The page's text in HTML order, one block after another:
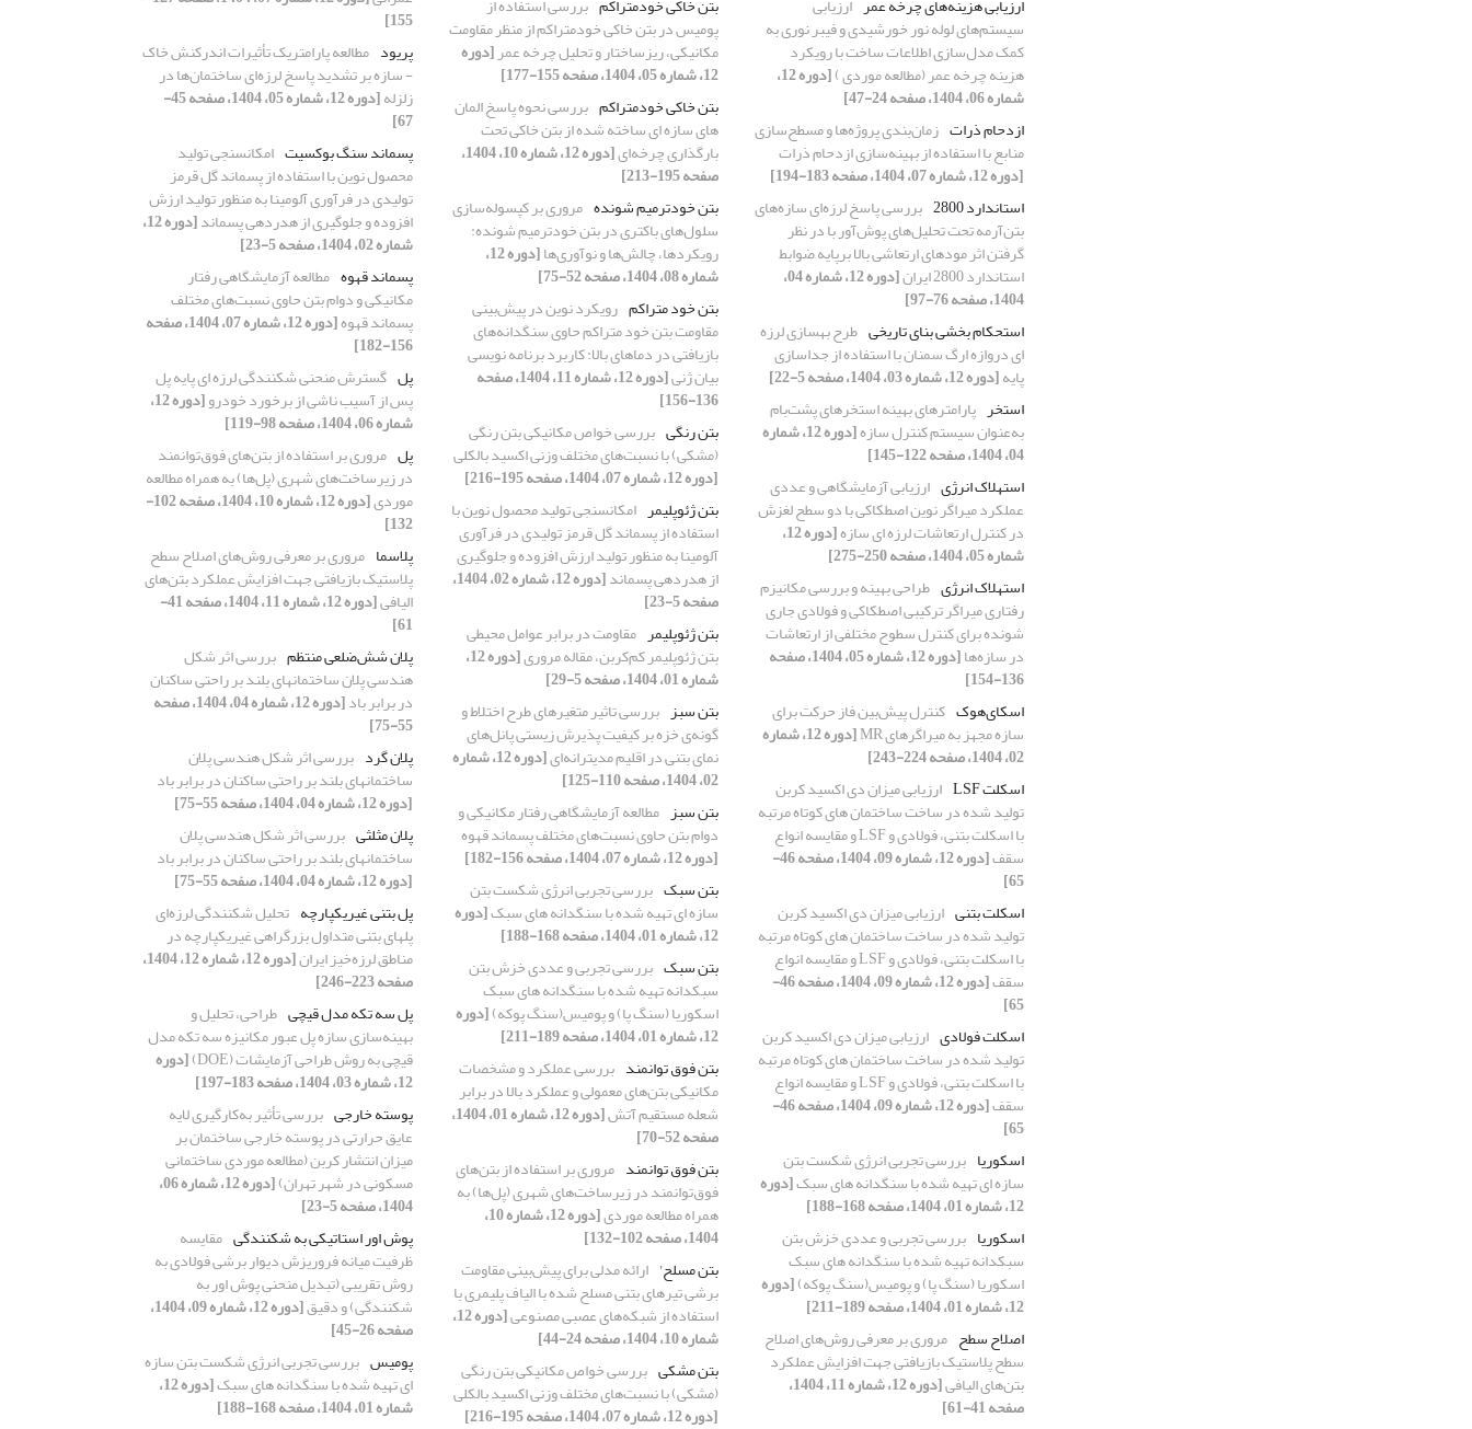
سیستم‌های لوله نور خورشیدی و فیبر نوری به
کمک مدل‌سازی اطلاعات ساخت با رویکرد
هزینه چرخه عمر (مطالعه موردی ) [دوره 12،
شماره 06، 1404، صفحه 24-47]
ازدحام ذرات زمان‌بندی پروژه‌ها و مسطح‌سازی
منابع با استفاده از بهینه‌سازی ازدحام ذرات
[دوره 12، شماره 07، 1404، صفحه 183-194]
استاندارد 2800
بررسی پاسخ لرزه‌ای سازه‌های
بتن‌آرمه تحت تحلیل‌های پوش‌آور با در نظر
گرفتن اثر مودهای ارتعاشی بالا برپایه ضوابط
استاندارد 2800 ایران [دوره 12، شماره 04،
1404، صفحه 76-97]
استحکام بخشی بنای تاریخی طرح بهسازی لرزه
ای دروازه ارگ سمنان با استفاده از جداسازی
پایه[دوره 12، شماره 03، 1404، صفحه 5-22]
استخر پارامترهای بهینه استخرهای پشت‌بام
به‌عنوان سیستم کنترل سازه [دوره 12، شماره
04، 1404، صفحه 122-145]
استهلاک انرژی ارزیابی آزمایشگاهی و عددی
عملکرد میراگر نوین اصطکاکی با دو سطح لغزش
در کنترل ارتعاشات لرزه ای سازه [دوره 12،
شماره 05، 1404، صفحه 250-275]
استهلاک انرژی طراحی بهینه و بررسی مکانیزم
رفتاری میراگر ترکیبی اصطکاکی و فولادی جاری
شونده برای کنترل سطوح مختلفی از ارتعاشات
در سازه‌ها [دوره 12، شماره 05، 1404، صفحه
136-154]
اسکای‌هوک کنترل پیش‌بین فاز حرکت برای
سازه مجهز به میراگرهای MR [دوره 12، شماره
02، 1404، صفحه 224-243]
اسکلت LSF
ارزیابی میزان دی اکسید کربن
تولید شده در ساخت ساختمان های کوتاه مرتبه
با اسکلت بتنی، فولادی و LSF و مقایسه انواع
سقف [دوره 12، شماره 09، 1404، صفحه 46-
65]
اسکلت بتنی ارزیابی میزان دی اکسید کربن
تولید شده در ساخت ساختمان های کوتاه مرتبه
با اسکلت بتنی، فولادی و LSF و مقایسه انواع
سقف [دوره 12، شماره 09، 1404، صفحه 46-
65]
اسکلت فولادی ارزیابی میزان دی اکسید کربن
تولید شده در ساخت ساختمان های کوتاه مرتبه
با اسکلت بتنی، فولادی و LSF و مقایسه انواع
سقف [دوره 12، شماره 09، 1404، صفحه 46-
65]
اسکوریا بررسی تجربی انرژی شکست بتن
سازه ای تهیه شده با سنگدانه های سبک[دوره
12، شماره 01، 1404، صفحه 168-188]
اسکوریا بررسی تجربی و عددی خزش بتن
سبکدانه تهیه شده با سنگدانه های سبک
اسکوریا (سنگ پا) و پومیس(سنگ پوکه)[دوره
12، شماره 01، 1404، صفحه 189-211]
اصلاح سطح مروری بر معرفی روش‌های اصلاح
سطح پلاستیک‌ بازیافتی جهت افزایش عملکرد
بتن‌های الیافی [دوره 12، شماره 11، 1404،
صفحه 41-61]
پومیس در بتن خاکی خود‌متراکم از منظر مقاومت
مکانیکی، ریزساختار و تحلیل چرخه عمر[دوره
12، شماره 05، 1404، صفحه 155-177]
بتن خاکی خود‌متراکم بررسی نحوه پاسخ المان
های سازه ای ساخته شده از بتن خاکی تحت
بارگذاری چرخه‌ای [دوره 12، شماره 10، 1404،
صفحه 195-213]
بتن خودترمیم شونده مروری بر کپسوله‌سازی
سلول‌های باکتری در بتن خودترمیم شونده:
رویکردها، چالش‌ها و نوآوری‌ها [دوره 12،
شماره 08، 1404، صفحه 52-75]
بتن خود متراکم رویکرد نوین در پیش‌بینی
مقاومت بتن خود متراکم حاوی سنگدانه‌های
بازیافتی در دماهای بالا: کاربرد برنامه نویسی
بیان ژنی [دوره 12، شماره 11، 1404، صفحه
136-156]
بتن رنگی بررسی خواص مکانیکی بتن رنگی
(مشکی) با نسبت‌های مختلف وزنی اکسید بالکلی
[دوره 12، شماره 07، 1404، صفحه 195-216]
بتن ژئوپلیمر امکانسنجی تولید محصول نوین با
استفاده از پسماند گل قرمز تولیدی در فرآوری
آلومینا به منظور تولید ارزش افزوده و جلوگیری
از هدردهی پسماند [دوره 12، شماره 02، 1404،
صفحه 5-23]
بتن ژئوپلیمر مقاومت در برابر عوامل محیطی
بتن ژئوپلیمر کم‌کربن، مقاله مروری [دوره 12،
شماره 01، 1404، صفحه 5-29]
بتن سبز بررسی تاثیر متغیرهای طرح اختلاط و
گونه‌ی خزه بر کیفیت پذیرش ‌زیستی پانل‌های
نمای بتنی در اقلیم مدیترانه‌ای [دوره 12، شماره
02، 1404، صفحه 110-125]
بتن سبز مطالعه آزمایشگاهی رفتار مکانیکی و
دوام بتن حاوی نسبت‌های مختلف پسماند قهوه
[دوره 12، شماره 07، 1404، صفحه 156-182]
بتن سبک بررسی تجربی انرژی شکست بتن
سازه ای تهیه شده با سنگدانه های سبک[دوره
12، شماره 01، 1404، صفحه 168-188]
بتن سبک بررسی تجربی و عددی خزش بتن
سبکدانه تهیه شده با سنگدانه های سبک
اسکوریا (سنگ پا) و پومیس(سنگ پوکه)[دوره
12، شماره 01، 1404، صفحه 189-211]
بتن فوق توانمند بررسی عملکرد و مشخصات
مکانیکی بتن‌های معمولی و عملکرد بالا در برابر
شعله مستقیم آتش [دوره 12، شماره 01، 1404،
صفحه 52-70]
بتن فوق توانمند مروری بر استفاده از بتن‌های
فوق‌توانمند در زیرساخت‌های شهری (پل‌ها) به
همراه مطالعه موردی [دوره 12، شماره 10،
1404، صفحه 102-132]
بتن مسلح' ارائه مدلی برای پیش‌بینی مقاومت
برشی تیرهای بتنی مسلح شده با الیاف پلیمری با
استفاده از شبکه‌های عصبی مصنوعی [دوره 12،
شماره 10، 1404، صفحه 24-44]
بتن مشکی بررسی خواص مکانیکی بتن رنگی
(مشکی) با نسبت‌های مختلف وزنی اکسید بالکلی
[دوره 12، شماره 07، 1404، صفحه 195-216]
155]
پریود مطالعه پارامتریک تأثیرات اندرکنش خاک
- سازه بر تشدید پاسخ لرزه‌ای ساختمان‌ها در
زلزله [دوره 12، شماره 05، 1404، صفحه 45-
67]
پسماند سنگ بوکسیت امکانسنجی تولید
محصول نوین با استفاده از پسماند گل قرمز
تولیدی در فرآوری آلومینا به منظور تولید ارزش
افزوده و جلوگیری از هدردهی پسماند [دوره 12،
شماره 02، 1404، صفحه 5-23]
پسماند قهوه مطالعه آزمایشگاهی رفتار
مکانیکی و دوام بتن حاوی نسبت‌های مختلف
پسماند قهوه [دوره 12، شماره 07، 1404، صفحه
156-182]
پل گسترش منحنی شکنندگی لرزه ای پایه‌ پل
پس از آسیب ناشی از برخورد خودرو [دوره 12،
شماره 06، 1404، صفحه 98-119]
پل مروری بر استفاده از بتن‌های فوق‌توانمند
در زیرساخت‌های شهری (پل‌ها) به همراه مطالعه
موردی [دوره 12، شماره 10، 1404، صفحه 102-
132]
پلاسما مروری بر معرفی روش‌های اصلاح سطح
پلاستیک‌ بازیافتی جهت افزایش عملکرد بتن‌های
الیافی [دوره 12، شماره 11، 1404، صفحه 41-
61]
پلان شش‌ضلعی منتظم بررسی اثر شکل
هندسی پلان ساختمانهای بلند بر راحتی ساکنان
در برابر باد [دوره 12، شماره 04، 1404، صفحه
55-75]
پلان گرد بررسی اثر شکل هندسی پلان
ساختمانهای بلند بر راحتی ساکنان در برابر باد
[دوره 12، شماره 04، 1404، صفحه 55-75]
پلان مثلثی بررسی اثر شکل هندسی پلان
ساختمانهای بلند بر راحتی ساکنان در برابر باد
[دوره 12، شماره 04، 1404، صفحه 55-75]
پل بتنی غیریکپارچه تحلیل شکنندگی لرزه‌ای
پلهای بتنی متداول بزرگراهی غیریکپارچه در
مناطق لرزه‌خیز ایران [دوره 12، شماره 12، 1404،
صفحه 223-246]
پل سه تکه مدل قیچی طراحی، تحلیل و
بهینه‌سازی سازه پل عبور مکانیزه سه تکه مدل
قیچی به روش طراحی آزمایشات (DOE) [دوره
12، شماره 03، 1404، صفحه 183-197]
پوسته خارجی بررسی تأثیر به‌کارگیری لایه
عایق حرارتی در پوسته خارجی ساختمان بر
میزان انتشار کربن (مطالعه موردی ساختمانی
مسکونی در شهر تهران) [دوره 12، شماره 06،
1404، صفحه 5-23]
پوش اور استاتیکی به شکنندگی مقایسه
ظرفیت میانه فروریزش دیوار برشی فولادی به
روش تقریبی (تبدیل منحنی پوش اور به
شکنندگی) و دقیق [دوره 12، شماره 09، 1404،
صفحه 26-45]
پومیس بررسی تجربی انرژی شکست بتن سازه
ای تهیه شده با سنگدانه های سبک [دوره 12،
شماره 01، 1404، صفحه 168-188]